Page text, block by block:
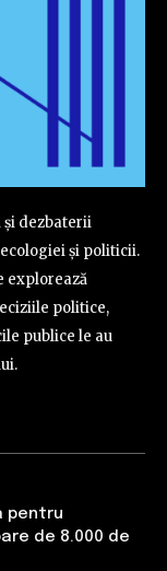
și dezbaterii
și politicii.
explorează
politice,
publice le au
pentru
de 8.000 de